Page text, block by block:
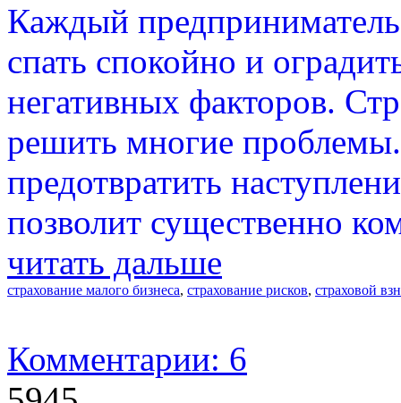
Каждый
спать спокойно и
негативных факторов.
решить многие
предотвратить
позволит существенно
читать дальше
страхование малого бизнеса, страхование рисков, страховой
Комментарии: 6